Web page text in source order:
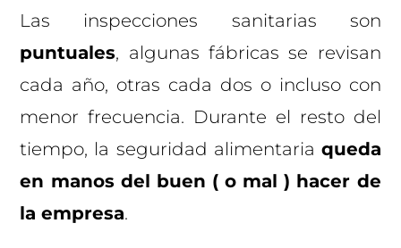
Las inspecciones sanitarias son
puntuales, algunas fábricas se revisan
cada año, otras cada dos o incluso con
menor frecuencia. Durante el resto del
tiempo, la seguridad alimentaria queda
en manos del buen ( o mal ) hacer de
la empresa.